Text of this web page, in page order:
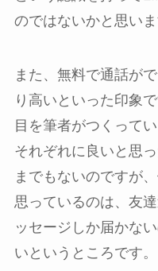
のではないかと思いま
また、無料で通話が
り高いといった印象
目を筆者がつくって
それぞれに良いと思
までもないのですが
思っているのは、友
ッセージしか届かな
いというところです。